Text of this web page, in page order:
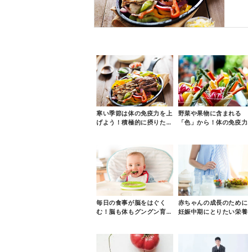
寒い季節は体の免疫力を上
げよう！積極的に摂りたい
野菜や果物に含まれる
「色」から！体の免疫力
毎日の食事が脳をはぐく
む！脳も体もグングン育つ
赤ちゃんの成長のために
妊娠中期にとりたい栄養